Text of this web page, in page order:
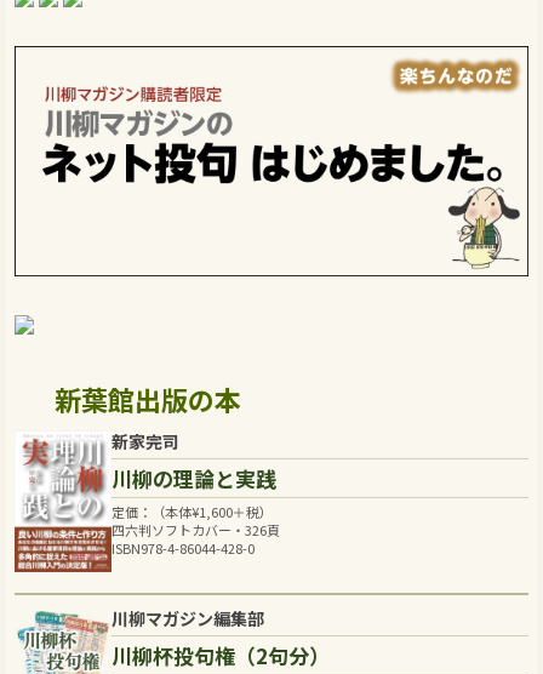
新葉館出版の本
新家完司
川柳の理論と実践
定価：（本体¥1,600＋税）
四六判ソフトカバー・326頁
ISBN978-4-86044-428-0
川柳マガジン編集部
川柳杯投句権（2句分）